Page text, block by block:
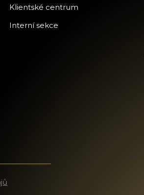
Klientské centrum
Interní sekce